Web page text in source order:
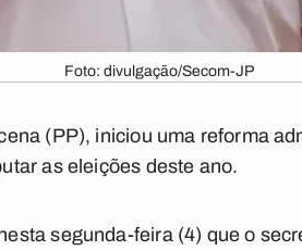
Foto: divulgação/Secom-JP
(PP), iniciou uma reforma
as eleições deste ano.
segunda-feira (4) que o